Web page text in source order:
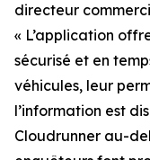
directeur
« L’application
sécurisé et en
véhicules, leur
l’information est
Cloudrunner au-